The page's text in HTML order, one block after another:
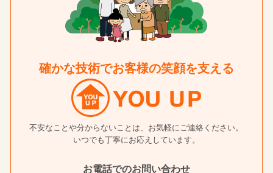
確かな技術でお客様の笑顔を支える
不安なことや分からないことは、お気軽にご連絡ください。
いつでも丁寧にお応えしています。
お電話でのお問い合わせ